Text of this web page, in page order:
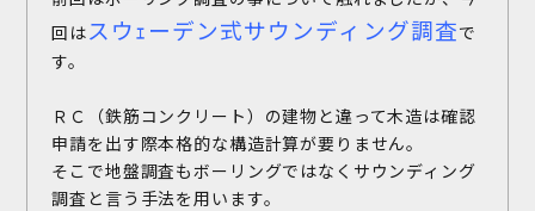
回は スウｪーデン式サウンディング調査で
す。
ＲＣ（鉄筋コンクリート）の建物と違って木造は確認
申請を出す際本格的な構造計算が要りません。
そこで地盤調査もボーリングではなくサウンディング
調査と言う手法を用います。